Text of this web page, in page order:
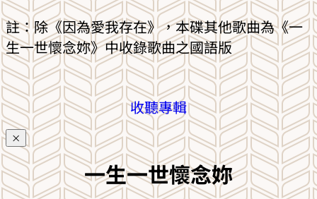
註：除《因為愛我存在》，本碟其他歌曲為《一
生一世懷念妳》中收錄歌曲之國語版
收聽專輯
×
一生一世懷念妳